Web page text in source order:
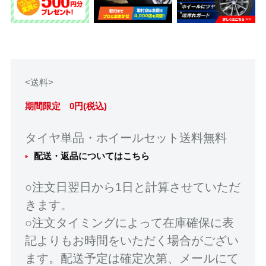
<送料>
期間限定 0円(税込)
タイヤ単品・ホイールセット送料無料
配送・返品についてはこちら
○注文日翌日から1日と計算させていただ
きます。
○注文タイミングによって在庫確保に表
記よりもお時間をいただく場合がござい
ます。配送予定は確定次第、メールにて